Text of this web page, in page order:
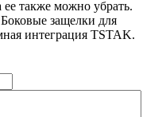
ее также можно убрать.
защелки для
интеграция TSTAK.